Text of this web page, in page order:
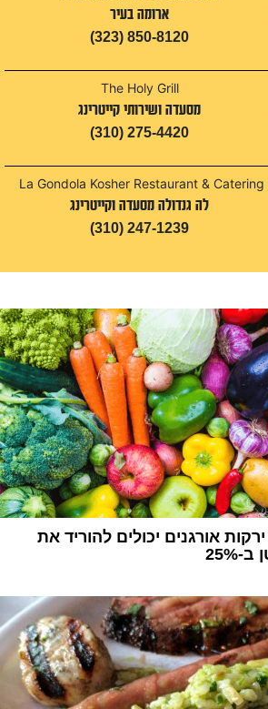
ארומה בעיר
(323) 850-8120
The Holy Grill
מסעדה ושירותי קייטרינג
(310) 275-4420
La Gondola Kosher Restaurant & Catering
לה גנדולה מסעדה וקייטרינג
(310) 247-1239
אורגנים יכולים להוריד את